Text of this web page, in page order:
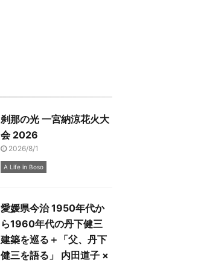
刹那の光 一宮納涼花火大
会 2026
2026/8/1
A Life in Boso
愛媛県今治 1950年代か
ら1960年代の丹下健三
建築を巡る＋「父、丹下
健三を語る」 内田道子 ×